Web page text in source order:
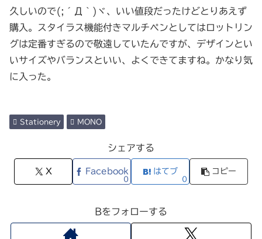
久しいので(;´Д｀)ヾ、いい値段だったけどとりあえず
購入。スタイラス機能付きマルチペンとしてはロットリン
グは定番すぎるので敬遠していたんですが、デザインとい
いサイズやバランスといい、よくできてますね。かなり気
に入った。
Stationery MONO
シェアする
X Facebook
0
はてブ
0
コピー
Bをフォローする